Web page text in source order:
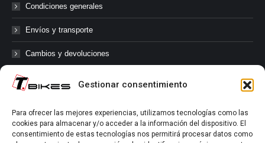
Gestionar consentimiento
Para ofrecer las mejores experiencias, utilizamos tecnologías como las
cookies para almacenar y/o acceder a la información del dispositivo. El
consentimiento de estas tecnologías nos permitirá procesar datos como
Condiciones generales
Envíos y transporte
Cambios y devoluciones
@tbikes.cat #tbikes
Síguenos en las redes sociales de Tbikes, mantente informado de
nuestras novedades, productos, salidas en grupo, ofertas, sorteos ...